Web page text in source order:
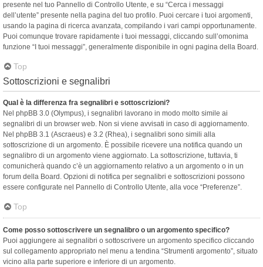
presente nel tuo Pannello di Controllo Utente, e su “Cerca i messaggi
dell’utente” presente nella pagina del tuo profilo. Puoi cercare i tuoi argomenti,
usando la pagina di ricerca avanzata, compilando i vari campi opportunamente.
Puoi comunque trovare rapidamente i tuoi messaggi, cliccando sull’omonima
funzione “I tuoi messaggi”, generalmente disponibile in ogni pagina della Board.
Top
Sottoscrizioni e segnalibri
Qual è la differenza fra segnalibri e sottoscrizioni?
Nel phpBB 3.0 (Olympus), i segnalibri lavorano in modo molto simile ai
segnalibri di un browser web. Non si viene avvisati in caso di aggiornamento.
Nel phpBB 3.1 (Ascraeus) e 3.2 (Rhea), i segnalibri sono simili alla
sottoscrizione di un argomento. È possibile ricevere una notifica quando un
segnalibro di un argomento viene aggiornato. La sottoscrizione, tuttavia, ti
comunicherà quando c’è un aggiornamento relativo a un argomento o in un
forum della Board. Opzioni di notifica per segnalibri e sottoscrizioni possono
essere configurate nel Pannello di Controllo Utente, alla voce “Preferenze”.
Top
Come posso sottoscrivere un segnalibro o un argomento specifico?
Puoi aggiungere ai segnalibri o sottoscrivere un argomento specifico cliccando
sul collegamento appropriato nel menu a tendina “Strumenti argomento”, situato
vicino alla parte superiore e inferiore di un argomento.